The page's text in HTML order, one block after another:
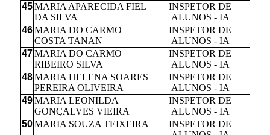
45 MARIA APARECIDA FIEL
DA SILVA
INSPETOR DE
ALUNOS - IA
46 MARIA DO CARMO
COSTA TANAN
INSPETOR DE
ALUNOS - IA
47 MARIA DO CARMO
RIBEIRO SILVA
INSPETOR DE
ALUNOS - IA
48 MARIA HELENA SOARES
PEREIRA OLIVEIRA
INSPETOR DE
ALUNOS - IA
49 MARIA LEONILDA
GONÇALVES VIEIRA
INSPETOR DE
ALUNOS - IA
50 MARIA SOUZA TEIXEIRA
INSPETOR DE